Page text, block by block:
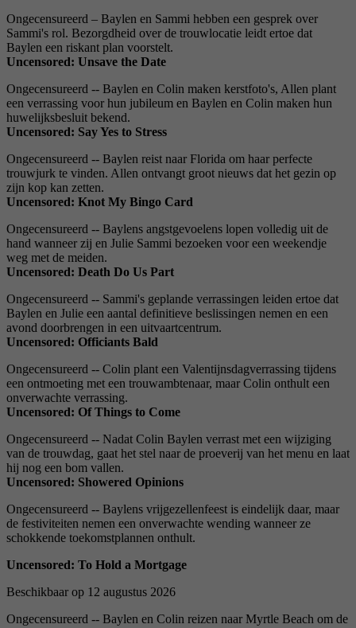
Ongecensureerd – Baylen en Sammi hebben een gesprek over
Sammi's rol. Bezorgdheid over de trouwlocatie leidt ertoe dat
Baylen een riskant plan voorstelt.
Uncensored: Unsave the Date
Ongecensureerd -- Baylen en Colin maken kerstfoto's, Allen plant
een verrassing voor hun jubileum en Baylen en Colin maken hun
huwelijksbesluit bekend.
Uncensored: Say Yes to Stress
Ongecensureerd -- Baylen reist naar Florida om haar perfecte
trouwjurk te vinden. Allen ontvangt groot nieuws dat het gezin op
zijn kop kan zetten.
Uncensored: Knot My Bingo Card
Ongecensureerd -- Baylens angstgevoelens lopen volledig uit de
hand wanneer zij en Julie Sammi bezoeken voor een weekendje
weg met de meiden.
Uncensored: Death Do Us Part
Ongecensureerd -- Sammi's geplande verrassingen leiden ertoe dat
Baylen en Julie een aantal definitieve beslissingen nemen en een
avond doorbrengen in een uitvaartcentrum.
Uncensored: Officiants Bald
Ongecensureerd -- Colin plant een Valentijnsdagverrassing tijdens
een ontmoeting met een trouwambtenaar, maar Colin onthult een
onverwachte verrassing.
Uncensored: Of Things to Come
Ongecensureerd -- Nadat Colin Baylen verrast met een wijziging
van de trouwdag, gaat het stel naar de proeverij van het menu en laat
hij nog een bom vallen.
Uncensored: Showered Opinions
Ongecensureerd -- Baylens vrijgezellenfeest is eindelijk daar, maar
de festiviteiten nemen een onverwachte wending wanneer ze
schokkende toekomstplannen onthult.
Uncensored: To Hold a Mortgage
Beschikbaar op 12 augustus 2026
Ongecensureerd -- Baylen en Colin reizen naar Myrtle Beach om de